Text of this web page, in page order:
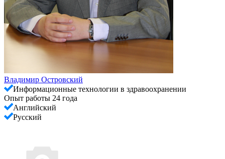
Владимир Островский
Информационные технологии в здравоохранении
Опыт работы 24 года
Английский
Русский